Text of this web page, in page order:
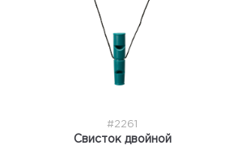
#2261
Свисток двойной